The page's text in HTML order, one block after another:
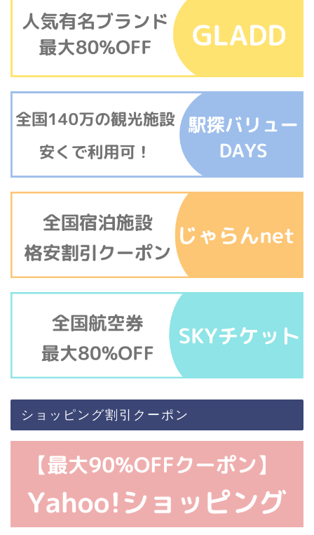
ショッピング割引クーポン